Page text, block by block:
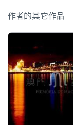
作者的其它作品